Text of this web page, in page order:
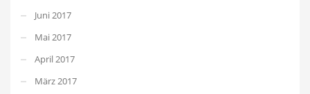
Juni 2017
Mai 2017
April 2017
März 2017